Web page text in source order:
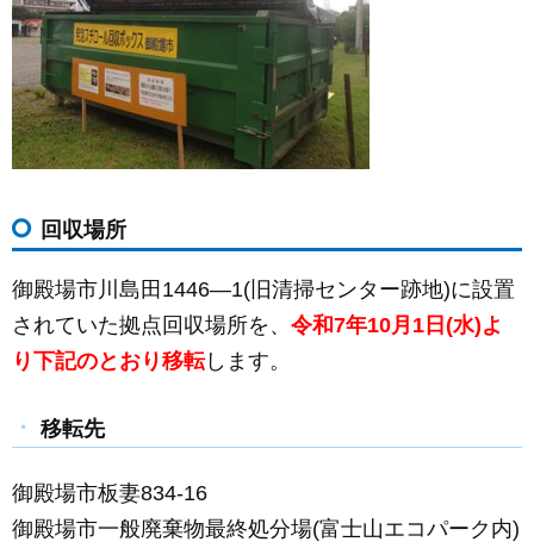
回収場所
御殿場市川島田1446―1(旧清掃センター跡地)に設置
されていた拠点回収場所を、 令和7年10月1日(水)よ
り下記のとおり移転します。
移転先
御殿場市板妻834-16
御殿場市一般廃棄物最終処分場(富士山エコパーク内)